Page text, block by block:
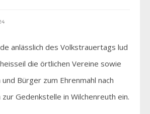
anlässlich des Volkstrauertags lud
die örtlichen Vereine sowie
Bürger zum Ehrenmahl nach
zur Gedenkstelle in Wilchenreuth ein.